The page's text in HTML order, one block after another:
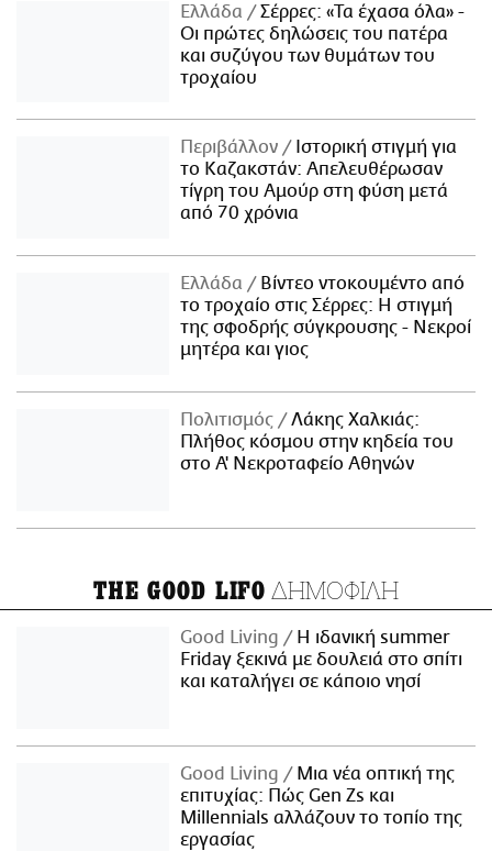
Ελλάδα
Σέρρες: «Τα έχασα όλα» -
Οι πρώτες δηλώσεις του πατέρα
και συζύγου των θυμάτων του
τροχαίου
Περιβάλλον
Ιστορική στιγμή για
το Καζακστάν: Απελευθέρωσαν
τίγρη του Αμούρ στη φύση μετά
από 70 χρόνια
Ελλάδα
Βίντεο ντοκουμέντο από
το τροχαίο στις Σέρρες: Η στιγμή
της σφοδρής σύγκρουσης - Νεκροί
μητέρα και γιος
Πολιτισμός
Λάκης Χαλκιάς:
Πλήθος κόσμου στην κηδεία του
στο Α' Νεκροταφείο Αθηνών
THE GOOD LIFO ΔΗΜΟΦΙΛΗ
Good Living
Η ιδανική summer
Friday ξεκινά με δουλειά στο σπίτι
και καταλήγει σε κάποιο νησί
Good Living
Μια νέα οπτική της
επιτυχίας: Πώς Gen Zs και
Millennials αλλάζουν το τοπίο της
εργασίας